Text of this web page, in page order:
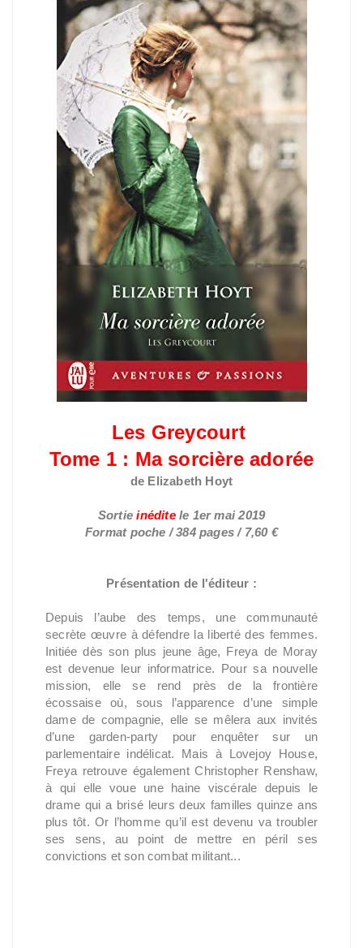
Les Greycourt
Tome 1 : Ma sorcière adorée
de Elizabeth Hoyt
Sortieinédite le 1er mai 2019
Format poche / 384 pages / 7,60 €
Présentation de l'éditeur :
Depuis l’aube des temps, une communauté
secrète œuvre à défendre la liberté des femmes.
Initiée dès son plus jeune âge, Freya de Moray
est devenue leur informatrice. Pour sa nouvelle
mission, elle se rend près de la frontière
écossaise où, sous l’apparence d’une simple
dame de compagnie, elle se mêlera aux invités
d’une garden-party pour enquêter sur un
parlementaire indélicat. Mais à Lovejoy House,
Freya retrouve également Christopher Renshaw,
à qui elle voue une haine viscérale depuis le
drame qui a brisé leurs deux familles quinze ans
plus tôt. Or l’homme qu’il est devenu va troubler
ses sens, au point de mettre en péril ses
convictions et son combat militant...